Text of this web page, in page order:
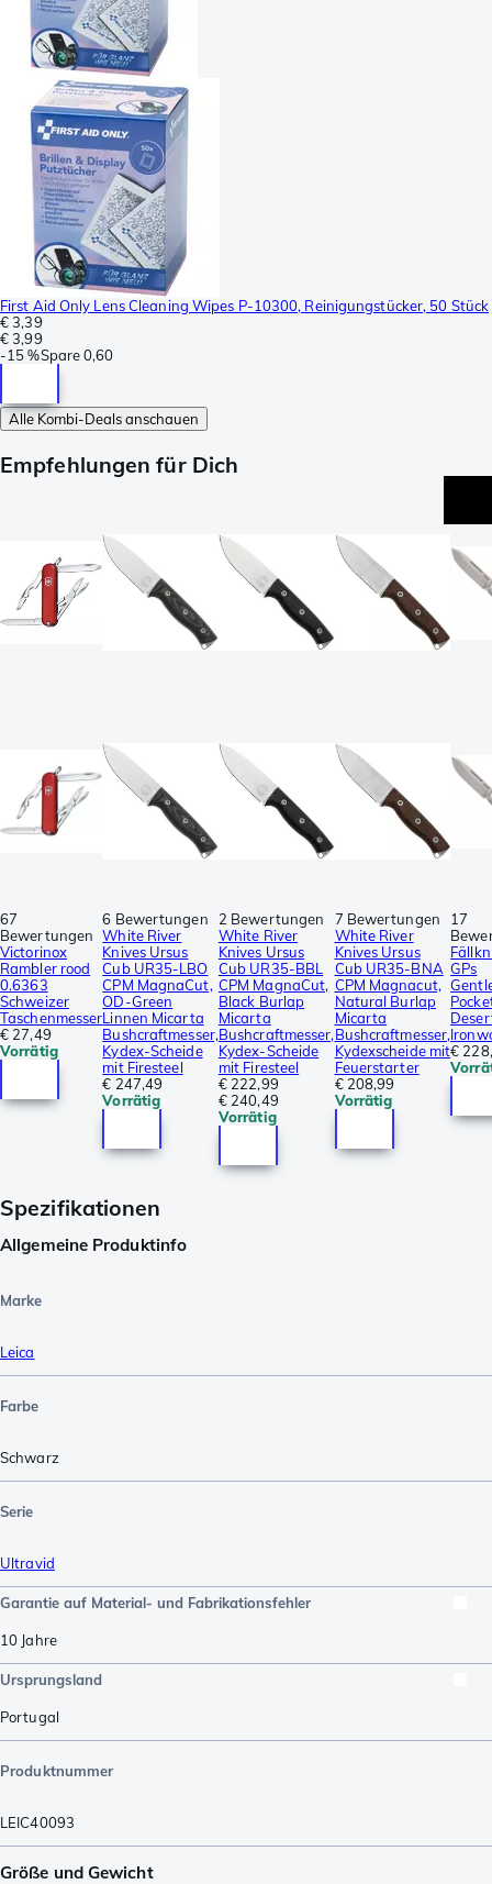
First Aid Only Lens Cleaning Wipes P-10300, Reinigungstücker, 50 Stück
€ 3,39
€ 3,99
-15 %Spare0,60
Alle Kombi-Deals anschauen
Empfehlungen für Dich
67
Bewertungen
Victorinox
Rambler rood
0.6363
Schweizer
Taschenmesser
€ 27,49
Vorrätig
6 Bewertungen
White River
Knives Ursus
Cub UR35-LBO
CPM MagnaCut,
OD-Green
Linnen Micarta
Bushcraftmesser,
Kydex-Scheide
mit Firesteel
€ 247,49
Vorrätig
2 Bewertungen
White River
Knives Ursus
Cub UR35-BBL
CPM MagnaCut,
Black Burlap
Micarta
Bushcraftmesser,
Kydex-Scheide
mit Firesteel
€ 222,99
€ 240,49
Vorrätig
7 Bewertungen
White River
Knives Ursus
Cub UR35-BNA
CPM Magnacut,
Natural Burlap
Micarta
Bushcraftmesser,
Kydexscheide mit
Feuerstarter
€ 208,99
Vorrätig
17
GPs
€
Spezifikationen
Allgemeine Produktinfo
Marke
Leica
Farbe
Schwarz
Serie
Ultravid
Garantie auf Material- und Fabrikationsfehler
10 Jahre
Ursprungsland
Portugal
Produktnummer
LEIC40093
Größe und Gewicht